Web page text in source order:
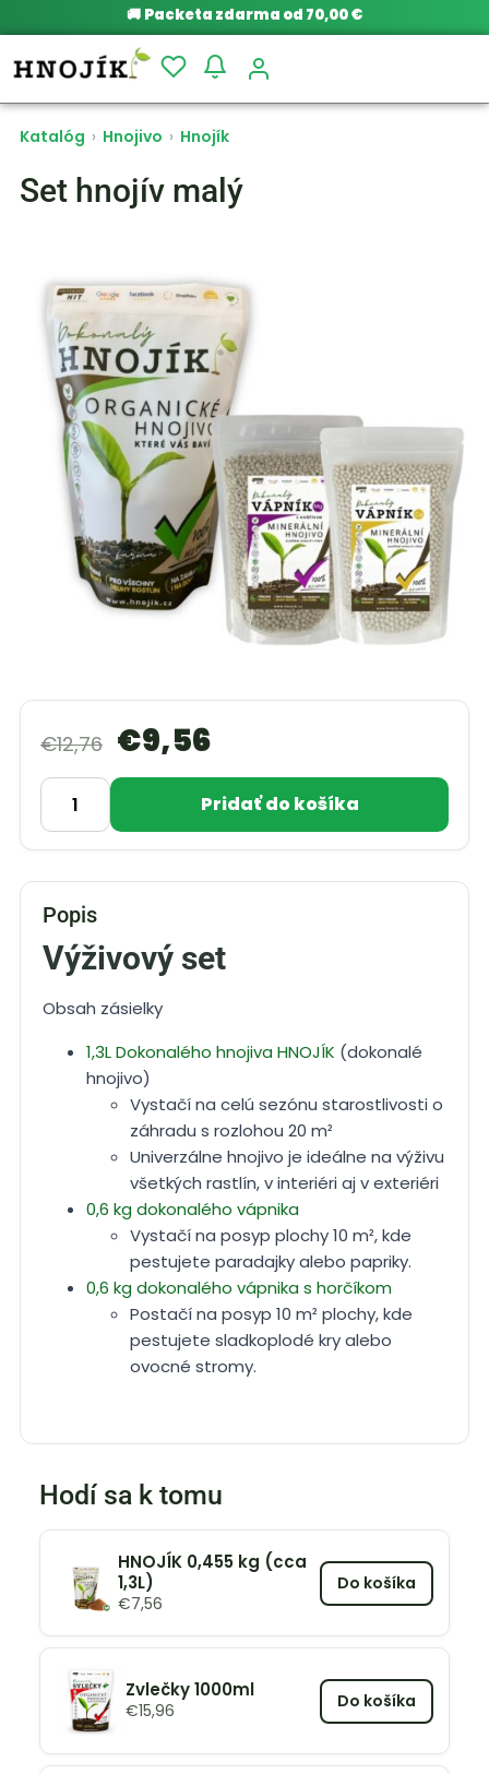
🚚 Packeta zdarma od 70,00 €
Katalóg › Hnojivo › Hnojík
Set hnojív malý
€12,76 €9,56
Pridať do košíka
Popis
Výživový set
Obsah zásielky
1,3L Dokonalého hnojiva HNOJÍK (dokonalé
hnojivo)
Vystačí na celú sezónu starostlivosti o
záhradu s rozlohou 20 m²
Univerzálne hnojivo je ideálne na výživu
všetkých rastlín, v interiéri aj v exteriéri
0,6 kg dokonalého vápnika
Vystačí na posyp plochy 10 m², kde
pestujete paradajky alebo papriky.
0,6 kg dokonalého vápnika s horčíkom
Postačí na posyp 10 m² plochy, kde
pestujete sladkoplodé kry alebo
ovocné stromy.
Hodí sa k tomu
HNOJÍK 0,455 kg (cca
1,3L)
€7,56
Do košíka
Zvlečky 1000ml
€15,96 Do košíka